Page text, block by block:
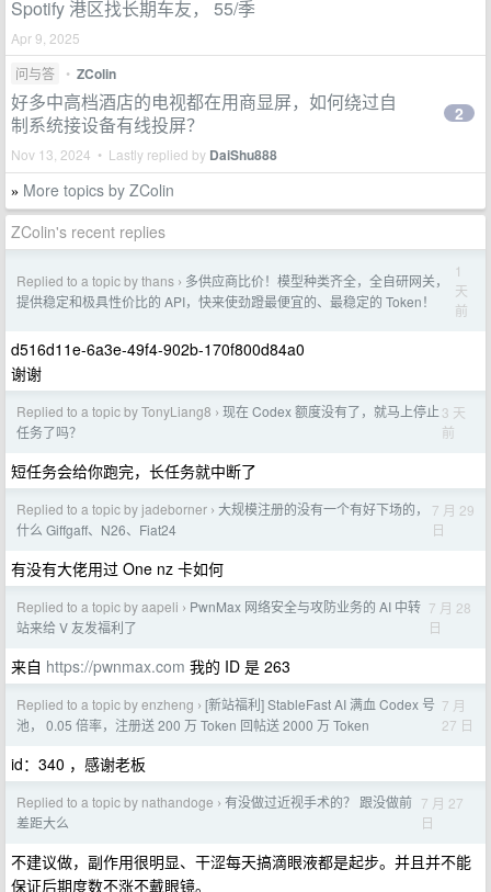
Spotify 港区找长期车友， 55/季
Apr 9, 2025
问与答
• ZColin
好多中高档酒店的电视都在用商显屏，如何绕过自
制系统接设备有线投屏？
Nov 13, 2024 • Lastly replied by DaiShu888
2
» More topics by ZColin
ZColin's recent replies
Replied to a topic by thans › 多供应商比价！模型种类齐全，全自研网关，
提供稳定和极具性价比的 API，快来使劲蹬最便宜的、最稳定的 Token！
1
天
前
d516d11e-6a3e-49f4-902b-170f800d84a0
谢谢
Replied to a topic by TonyLiang8 › 现在 Codex 额度没有了，就马上停止
任务了吗？
3 天
前
短任务会给你跑完，长任务就中断了
Replied to a topic by jadeborner › 大规模注册的没有一个有好下场的，
什么 Giffgaff、N26、Fiat24
7 月 29
日
有没有大佬用过 One nz 卡如何
Replied to a topic by aapeli › PwnMax 网络安全与攻防业务的 AI 中转
站来给 V 友发福利了
7 月 28
日
来自 https://pwnmax.com 我的 ID 是 263
Replied to a topic by enzheng › [新站福利] StableFast AI 满血 Codex 号
池， 0.05 倍率，注册送 200 万 Token 回帖送 2000 万 Token
7 月
27 日
id：340 ，感谢老板
Replied to a topic by nathandoge › 有没做过近视手术的？ 跟没做前
差距大么
7 月 27
日
不建议做，副作用很明显、干涩每天搞滴眼液都是起步。并且并不能
保证后期度数不涨不戴眼镜。